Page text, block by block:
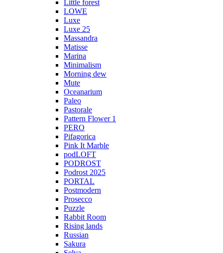
Little forest
LOWE
Luxe
Luxe 25
Massandra
Matisse
Marina
Minimalism
Morning dew
Mute
Oceanarium
Paleo
Pastorale
Pattern Flower 1
PERO
Pifagorica
Pink It Marble
podLOFT
PODROST
Podrost 2025
PORTAL
Postmodern
Prosecco
Puzzle
Rabbit Room
Rising lands
Russian
Sakura